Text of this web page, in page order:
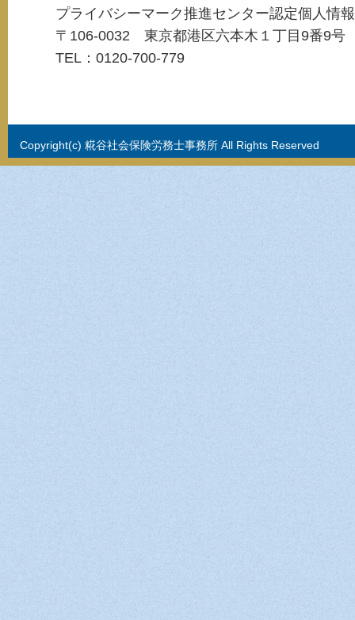
プライバシーマーク推進センター認定個人情
〒106-0032 東京都港区六本木１丁目9番9
TEL：0120-700-779
Copyright(c) 糀谷社会保険労務士事務所 All Rights Reserved